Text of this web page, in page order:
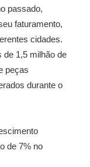
passado,
faturamento,
cidades.
de 1,5 milhão de
peças
durante o
de 7% no